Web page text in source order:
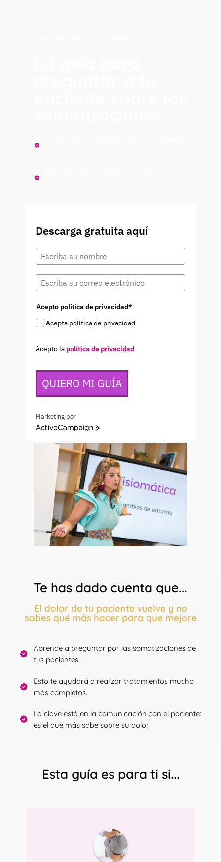
Descarga gratuita aquí
Acepto política de privacidad*
Acepta política de privacidad
Acepto la política de privacidad
QUIERO MI GUÍA
Marketing por
ActiveCampaign
Te has dado cuenta que...
El dolor de tu paciente vuelve y no
sabes qué más hacer para que mejore
Aprende a preguntar por las somatizaciones de
tus pacientes.
Esto te ayudará a realizar tratamientos mucho
más completos.
La clave está en la comunicación con el paciente:
es el que más sabe sobre su dolor
Esta guía es para ti si...